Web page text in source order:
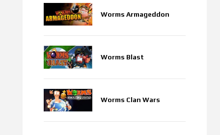
Worms Armageddon
Worms Blast
Worms Clan Wars